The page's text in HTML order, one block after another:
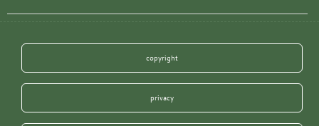
copyright
privacy